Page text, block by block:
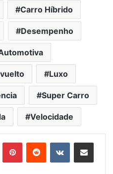
Carro Híbrido
Desempenho
Luxo
Super Carro
Velocidade